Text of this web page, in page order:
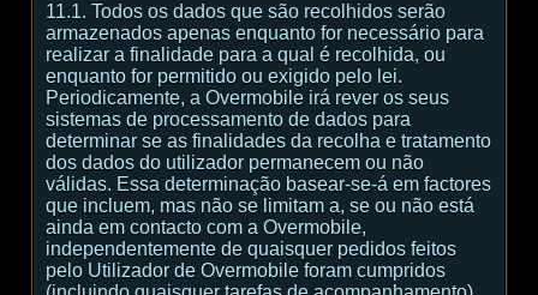
11.1. Todos os dados que são recolhidos serão
armazenados apenas enquanto for necessário para
realizar a finalidade para a qual é recolhida, ou
enquanto for permitido ou exigido pelo lei.
Periodicamente, a Overmobile irá rever os seus
sistemas de processamento de dados para
determinar se as finalidades da recolha e tratamento
dos dados do utilizador permanecem ou não
válidas. Essa determinação basear-se-á em factores
que incluem, mas não se limitam a, se ou não está
ainda em contacto com a Overmobile,
independentemente de quaisquer pedidos feitos
pelo Utilizador de Overmobile foram cumpridos